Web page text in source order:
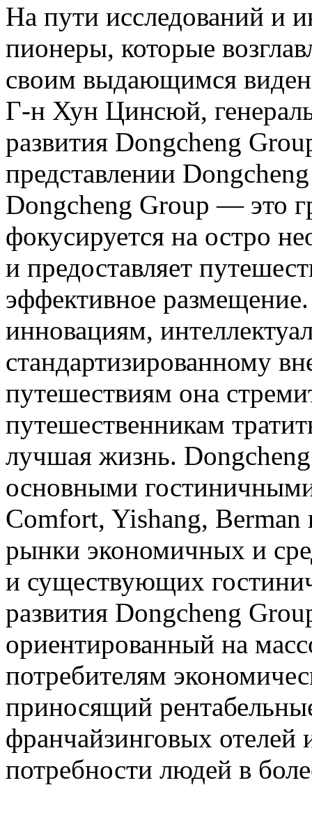
На пути исследований и
пионеры, которые
своим выдающимся
Г-н Хун Цинсюй,
развития Dongcheng
представлении
Dongcheng Group — это
фокусируется на остро
и предоставляет
эффективное
инновациям,
стандартизированному
путешествиям она
путешественникам
лучшая жизнь.
основными
Comfort, Yishang,
рынки экономичных и
и существующих
развития Dongcheng
ориентированный на
потребителям
приносящий
франчайзинговых
потребности людей в